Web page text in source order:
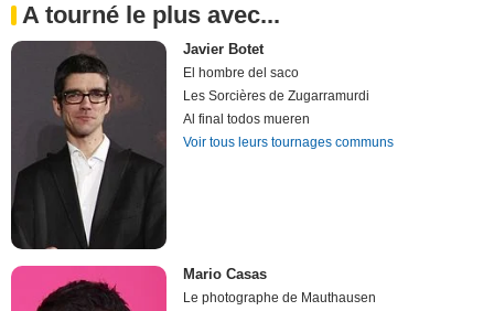
A tourné le plus avec...
Javier Botet
El hombre del saco
Les Sorcières de Zugarramurdi
Al final todos mueren
Voir tous leurs tournages communs
Mario Casas
Le photographe de Mauthausen